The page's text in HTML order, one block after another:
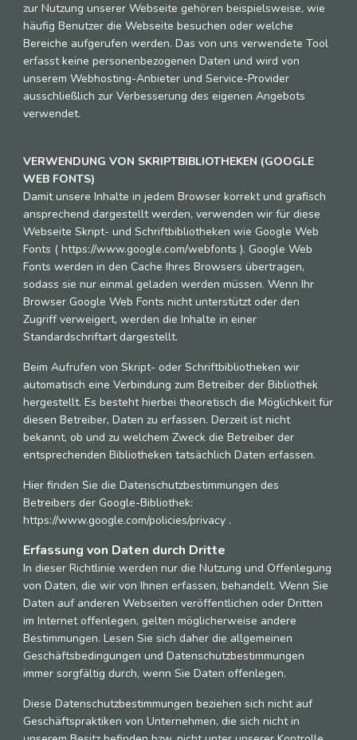
zur Nutzung unserer Webseite gehören beispielsweise, wie
häufig Benutzer die Webseite besuchen oder welche
Bereiche aufgerufen werden. Das von uns verwendete Tool
erfasst keine personenbezogenen Daten und wird von
unserem Webhosting-Anbieter und Service-Provider
ausschließlich zur Verbesserung des eigenen Angebots
verwendet.
VERWENDUNG VON SKRIPTBIBLIOTHEKEN (GOOGLE
WEB FONTS)
Damit unsere Inhalte in jedem Browser korrekt und grafisch
ansprechend dargestellt werden, verwenden wir für diese
Webseite Skript- und Schriftbibliotheken wie Google Web
Fonts ( https://www.google.com/webfonts ). Google Web
Fonts werden in den Cache Ihres Browsers übertragen,
sodass sie nur einmal geladen werden müssen. Wenn Ihr
Browser Google Web Fonts nicht unterstützt oder den
Zugriff verweigert, werden die Inhalte in einer
Standardschriftart dargestellt.
Beim Aufrufen von Skript- oder Schriftbibliotheken wir
automatisch eine Verbindung zum Betreiber der Bibliothek
hergestellt. Es besteht hierbei theoretisch die Möglichkeit für
diesen Betreiber, Daten zu erfassen. Derzeit ist nicht
bekannt, ob und zu welchem Zweck die Betreiber der
entsprechenden Bibliotheken tatsächlich Daten erfassen.
Hier finden Sie die Datenschutzbestimmungen des
Betreibers der Google-Bibliothek:
https://www.google.com/policies/privacy .
Erfassung von Daten durch Dritte
In dieser Richtlinie werden nur die Nutzung und Offenlegung
von Daten, die wir von Ihnen erfassen, behandelt. Wenn Sie
Daten auf anderen Webseiten veröffentlichen oder Dritten
im Internet offenlegen, gelten möglicherweise andere
Bestimmungen. Lesen Sie sich daher die allgemeinen
Geschäftsbedingungen und Datenschutzbestimmungen
immer sorgfältig durch, wenn Sie Daten offenlegen.
Diese Datenschutzbestimmungen beziehen sich nicht auf
Geschäftspraktiken von Unternehmen, die sich nicht in